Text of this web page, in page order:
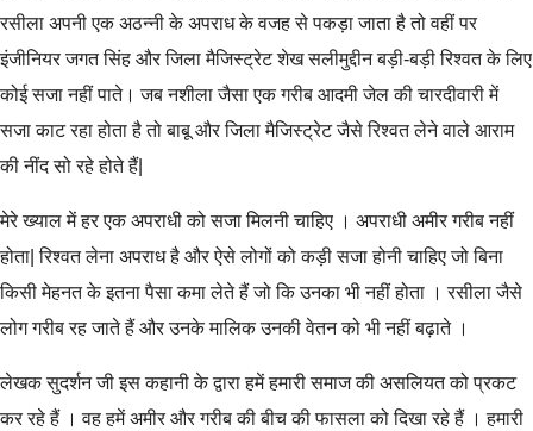
रसीला अपनी एक अठन्नी के अपराध के वजह से पकड़ा जाता है तो वहीं पर
इंजीनियर जगत सिंह और जिला मैजिस्ट्रेट शेख सलीमुद्दीन बड़ी-बड़ी रिश्वत के लिए
कोई सजा नहीं पाते। जब नशीला जैसा एक गरीब आदमी जेल की चारदीवारी में
सजा काट रहा होता है तो बाबू और जिला मैजिस्ट्रेट जैसे रिश्वत लेने वाले आराम
की नींद सो रहे होते हैं|
मेरे ख्याल में हर एक अपराधी को सजा मिलनी चाहिए । अपराधी अमीर गरीब नहीं
होता| रिश्वत लेना अपराध है और ऐसे लोगों को कड़ी सजा होनी चाहिए जो बिना
किसी मेहनत के इतना पैसा कमा लेते हैं जो कि उनका भी नहीं होता । रसीला जैसे
लोग गरीब रह जाते हैं और उनके मालिक उनकी वेतन को भी नहीं बढ़ाते ।
लेखक सुदर्शन जी इस कहानी के द्वारा हमें हमारी समाज की असलियत को प्रकट
कर रहे हैं । वह हमें अमीर और गरीब की बीच की फासला को दिखा रहे हैं । हमारी